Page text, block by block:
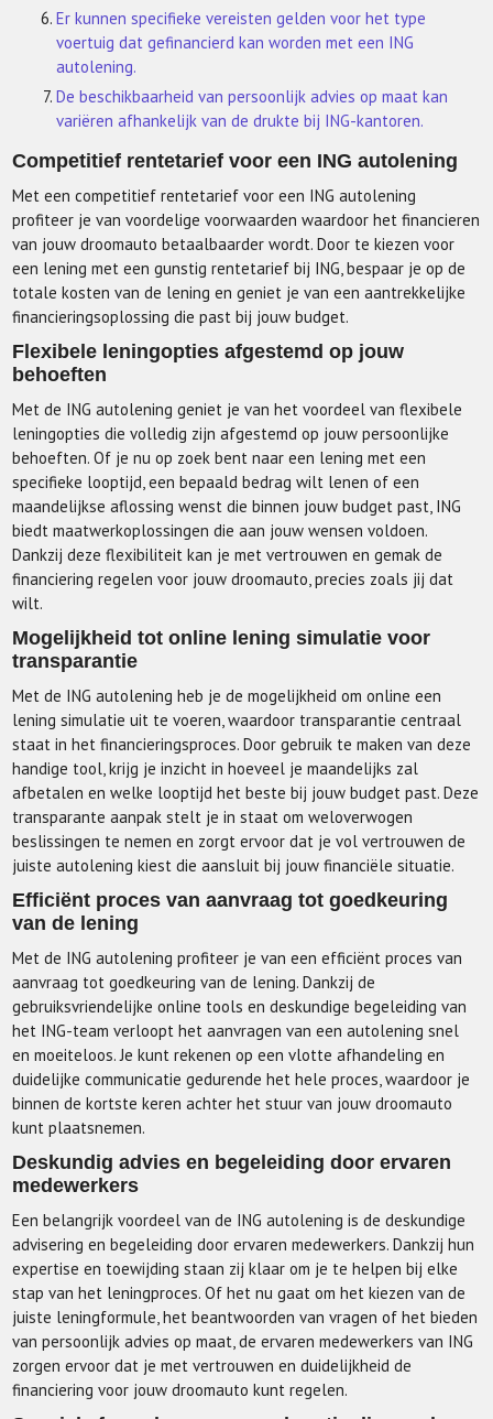
Er kunnen specifieke vereisten gelden voor het type
voertuig dat gefinancierd kan worden met een ING
autolening.
De beschikbaarheid van persoonlijk advies op maat kan
variëren afhankelijk van de drukte bij ING-kantoren.
Competitief rentetarief voor een ING autolening
Met een competitief rentetarief voor een ING autolening
profiteer je van voordelige voorwaarden waardoor het financieren
van jouw droomauto betaalbaarder wordt. Door te kiezen voor
een lening met een gunstig rentetarief bij ING, bespaar je op de
totale kosten van de lening en geniet je van een aantrekkelijke
financieringsoplossing die past bij jouw budget.
Flexibele leningopties afgestemd op jouw
behoeften
Met de ING autolening geniet je van het voordeel van flexibele
leningopties die volledig zijn afgestemd op jouw persoonlijke
behoeften. Of je nu op zoek bent naar een lening met een
specifieke looptijd, een bepaald bedrag wilt lenen of een
maandelijkse aflossing wenst die binnen jouw budget past, ING
biedt maatwerkoplossingen die aan jouw wensen voldoen.
Dankzij deze flexibiliteit kan je met vertrouwen en gemak de
financiering regelen voor jouw droomauto, precies zoals jij dat
wilt.
Mogelijkheid tot online lening simulatie voor
transparantie
Met de ING autolening heb je de mogelijkheid om online een
lening simulatie uit te voeren, waardoor transparantie centraal
staat in het financieringsproces. Door gebruik te maken van deze
handige tool, krijg je inzicht in hoeveel je maandelijks zal
afbetalen en welke looptijd het beste bij jouw budget past. Deze
transparante aanpak stelt je in staat om weloverwogen
beslissingen te nemen en zorgt ervoor dat je vol vertrouwen de
juiste autolening kiest die aansluit bij jouw financiële situatie.
Efficiënt proces van aanvraag tot goedkeuring
van de lening
Met de ING autolening profiteer je van een efficiënt proces van
aanvraag tot goedkeuring van de lening. Dankzij de
gebruiksvriendelijke online tools en deskundige begeleiding van
het ING-team verloopt het aanvragen van een autolening snel
en moeiteloos. Je kunt rekenen op een vlotte afhandeling en
duidelijke communicatie gedurende het hele proces, waardoor je
binnen de kortste keren achter het stuur van jouw droomauto
kunt plaatsnemen.
Deskundig advies en begeleiding door ervaren
medewerkers
Een belangrijk voordeel van de ING autolening is de deskundige
advisering en begeleiding door ervaren medewerkers. Dankzij hun
expertise en toewijding staan zij klaar om je te helpen bij elke
stap van het leningproces. Of het nu gaat om het kiezen van de
juiste leningformule, het beantwoorden van vragen of het bieden
van persoonlijk advies op maat, de ervaren medewerkers van ING
zorgen ervoor dat je met vertrouwen en duidelijkheid de
financiering voor jouw droomauto kunt regelen.